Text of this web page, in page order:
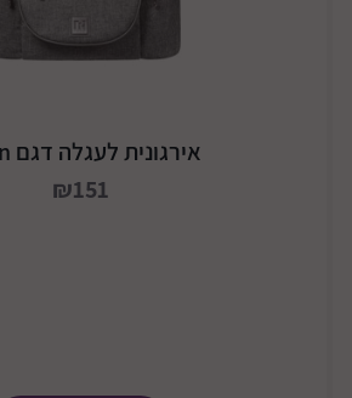
אירגונית לעגלה דגם Plain
₪151